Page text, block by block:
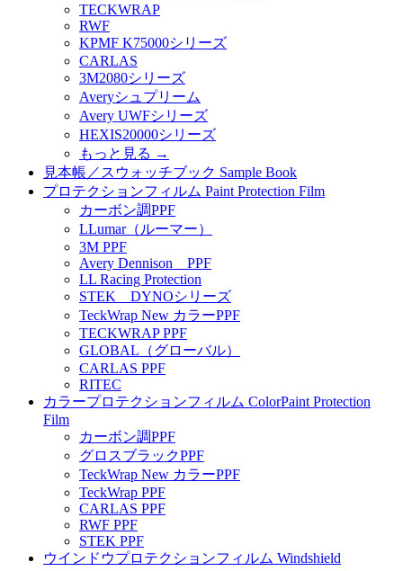
TECKWRAP
RWF
KPMF K75000シリーズ
CARLAS
3M2080シリーズ
Averyシュプリーム
Avery UWFシリーズ
HEXIS20000シリーズ
もっと見る →
見本帳／スウォッチブック Sample Book
プロテクションフィルム Paint Protection Film
カーボン調PPF
LLumar（ルーマー）
3M PPF
Avery Dennison PPF
LL Racing Protection
STEK DYNOシリーズ
TeckWrap New カラーPPF
TECKWRAP PPF
GLOBAL（グローバル）
CARLAS PPF
RITEC
カラープロテクションフィルム ColorPaint Protection
Film
カーボン調PPF
グロスブラックPPF
TeckWrap New カラーPPF
TeckWrap PPF
CARLAS PPF
RWF PPF
STEK PPF
ウインドウプロテクションフィルム Windshield